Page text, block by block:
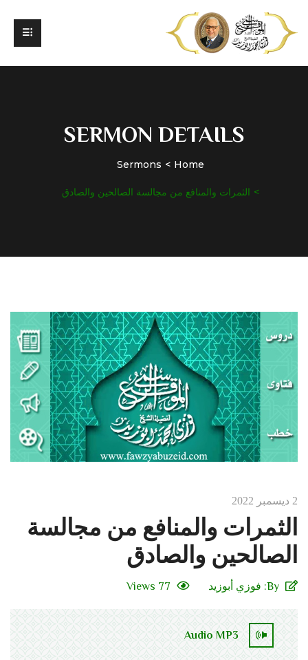
SERMON DETAILS
Home
Sermons
الثمرات والمنافع من مجالسة الصالحين والصادق
2 ديسمبر 2022
الثمرات والمنافع من مجالسة
الصالحين والصادق
By: فوزي أبوزيد 77 Views
Audio MP3